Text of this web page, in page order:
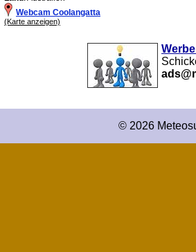
Webcam Coolangatta
(Karte anzeigen)
© 2026